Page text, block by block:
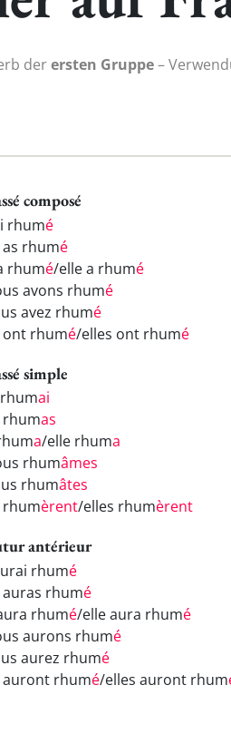
derersten Gruppe–
composé
rhumé
rhumé
rhumé/elle a rhumé
avons rhumé
avez rhumé
ont rhumé/elles ont rhumé
simple
ai
as
a/elle rhuma
rhumâmes
rhumâtes
rhumèrent/elles rhumèrent
antérieur
rhumé
rhumé
rhumé/elle aura rhumé
aurons rhumé
aurez rhumé
auront rhumé/elles auront rhum